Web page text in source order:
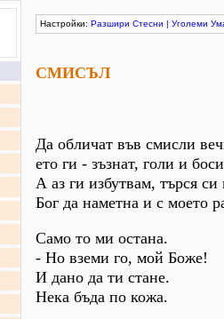
Настройки: Разшири Стесни | Уголеми
СМИСЪЛ
Да обличат във смисли
ето ги - зъзнат, голи и
А аз ги избутвам, търся си
Бог да наметна и с моето
Само то ми остана.
- Но вземи го, мой Боже!
И дано да ти стане.
Нека бъда по кожа.